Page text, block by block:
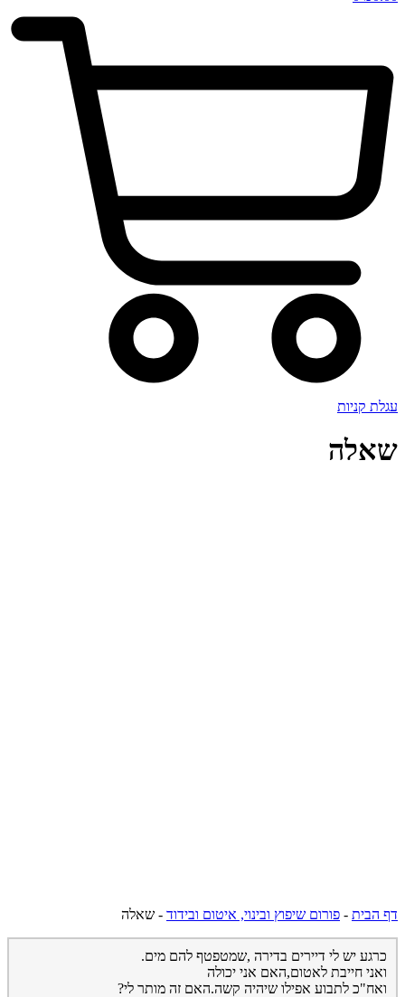
עגלת קניות
שאלה
דף הבית - פורום שיפוץ ובינוי, איטום ובידוד - שאלה
כרגע יש לי דיירים בדירה ,שמטפטף להם מים.
ואני חייבת לאטום,האם אני יכולה
ואח"כ לתבוע אפילו שיהיה קשה.האם זה מותר לי?